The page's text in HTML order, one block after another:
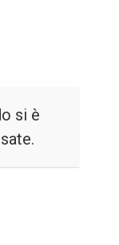
si è